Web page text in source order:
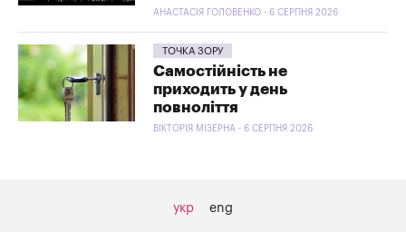
АНАСТАСІЯ ГОЛОВЕНКО - 6 СЕРПНЯ 2026
ТОЧКА ЗОРУ
Самостійність не
приходить у день
повноліття
ВІКТОРІЯ МІЗЕРНА - 6 СЕРПНЯ 2026
укр eng